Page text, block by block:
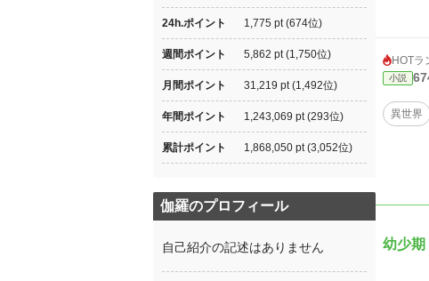
HOTラ
小説
異世界
幼少
24h.ポイント 1,775 pt (674位)
週間ポイント 5,862 pt (1,750位)
月間ポイント 31,219 pt (1,492位)
年間ポイント 1,243,069 pt (293位)
累計ポイント 1,868,050 pt (3,052位)
伽羅のプロフィール
自己紹介の記述はありません